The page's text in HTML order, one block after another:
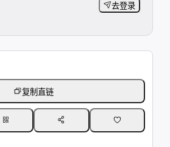
去登录
复制直链